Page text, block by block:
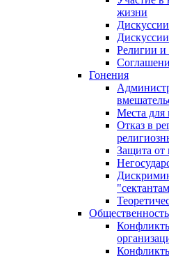
жизни
Религии и
Гонения
Места
Отказ в
Защита от